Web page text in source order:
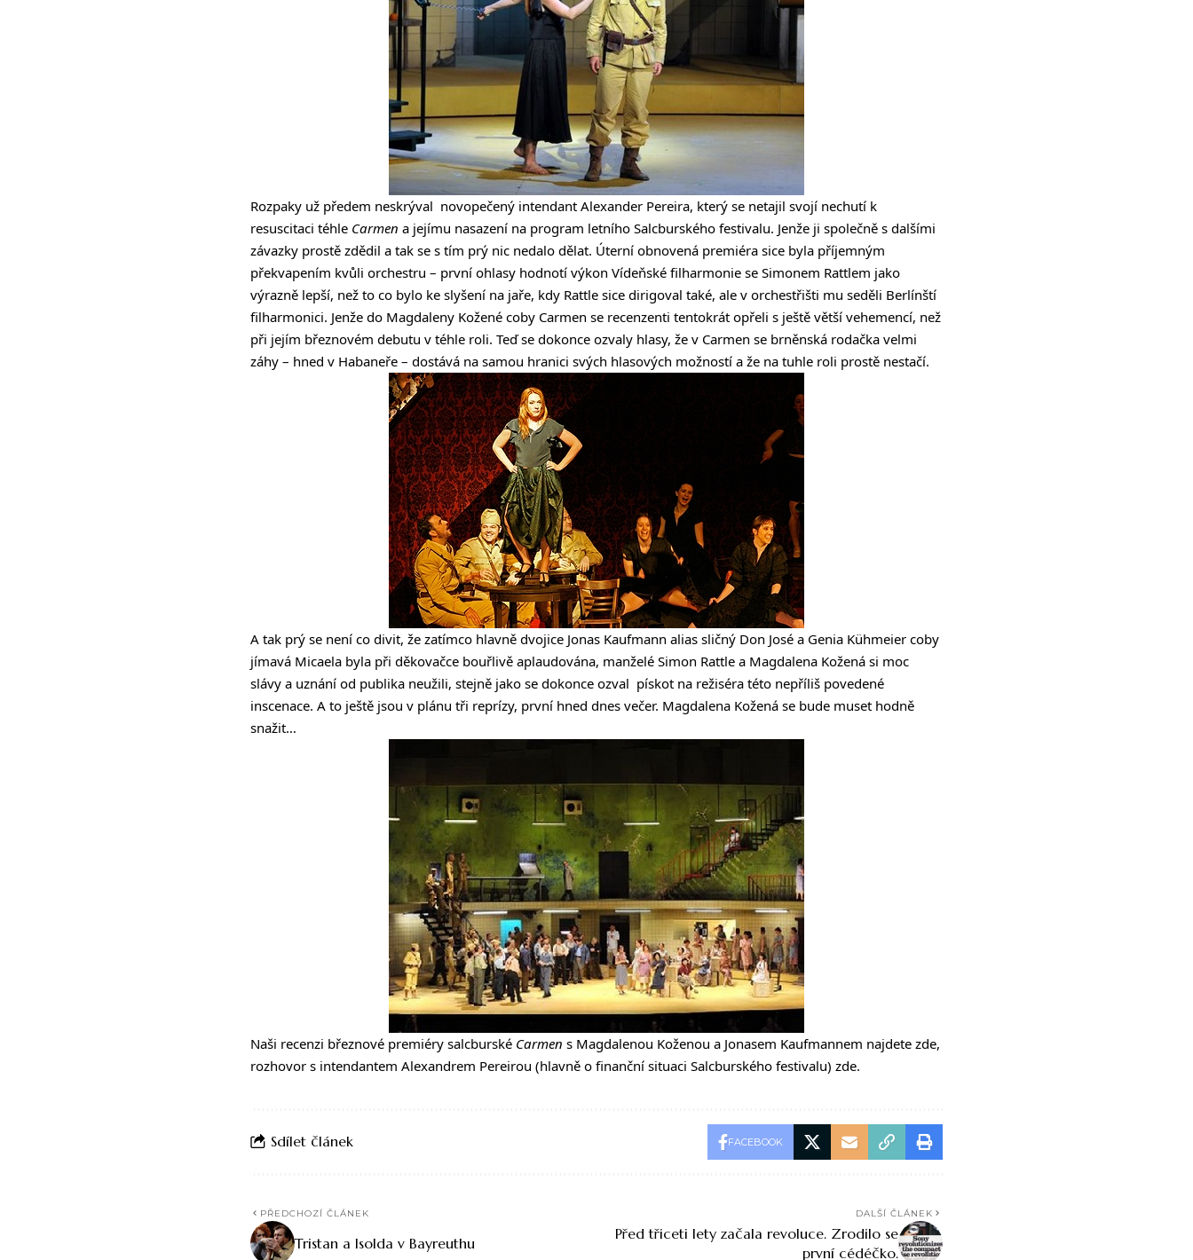
Rozpaky už předem neskrýval novopečený intendant Alexander Pereira, který se netajil svojí nechutí k
resuscitaci téhle Carmen a jejímu nasazení na program letního Salcburského festivalu. Jenže ji společně s dalšími
závazky prostě zdědil a tak se s tím prý nic nedalo dělat. Úterní obnovená premiéra sice byla příjemným
překvapením kvůli orchestru – první ohlasy hodnotí výkon Vídeňské filharmonie se Simonem Rattlem jako
výrazně lepší, než to co bylo ke slyšení na jaře, kdy Rattle sice dirigoval také, ale v orchestřišti mu seděli Berlínští
filharmonici. Jenže do Magdaleny Kožené coby Carmen se recenzenti tentokrát opřeli s ještě větší vehemencí, než
při jejím březnovém debutu v téhle roli. Teď se dokonce ozvaly hlasy, že v Carmen se brněnská rodačka velmi
záhy – hned v Habaneře – dostává na samou hranici svých hlasových možností a že na tuhle roli prostě nestačí.
A tak prý se není co divit, že zatímco hlavně dvojice Jonas Kaufmann alias sličný Don José a Genia Kühmeier coby
jímavá Micaela byla při děkovačce bouřlivě aplaudována, manželé Simon Rattle a Magdalena Kožená si moc
slávy a uznání od publika neužili, stejně jako se dokonce ozval pískot na režiséra této nepříliš povedené
inscenace. A to ještě jsou v plánu tři reprízy, první hned dnes večer. Magdalena Kožená se bude muset hodně
snažit…
Naši recenzi březnové premiéry salcburské Carmen s Magdalenou Koženou a Jonasem Kaufmannem najdete zde,
rozhovor s intendantem Alexandrem Pereirou (hlavně o finanční situaci Salcburského festivalu) zde.
Sdílet článek FACEBOOK
PŘEDCHOZÍ ČLÁNEK
Tristan a Isolda v Bayreuthu
DALŠÍ ČLÁNEK
Před třiceti lety začala revoluce. Zrodilo se
první cédéčko.